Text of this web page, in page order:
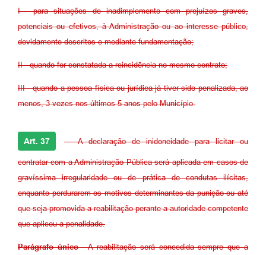
I - para situações de inadimplemento com prejuízos graves,
potenciais ou efetivos, à Administração ou ao interesse público,
devidamente descritos e mediante fundamentação;
II - quando for constatada a reincidência no mesmo contrato;
III - quando a pessoa física ou jurídica já tiver sido penalizada, ao
menos, 3 vezes nos últimos 5 anos pelo Município.
Art. 37 - A declaração de inidoneidade para licitar ou
contratar com a Administração Pública será aplicada em casos de
gravíssima irregularidade ou de prática de condutas ilícitas,
enquanto perdurarem os motivos determinantes da punição ou até
que seja promovida a reabilitação perante a autoridade competente
que aplicou a penalidade.
Parágrafo único- A reabilitação será concedida sempre que a